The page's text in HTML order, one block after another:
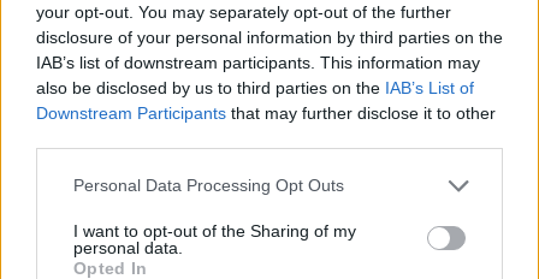
your opt-out. You may separately opt-out of the further
disclosure of your personal information by third parties on the
IAB’s list of downstream participants. This information may
also be disclosed by us to third parties on the IAB’s List of
Downstream Participants that may further disclose it to other
Personal Data Processing Opt Outs
I want to opt-out of the Sharing of my
personal data.
Opted In
ΔΙΑΤΡΟΦΗ 07 Αυγούστου 2026 19:06
Κεχρί: Πώς μια ενισχυμένη ποικιλία μπορεί να
«γεμίσει» σίδηρο τα παιδιά, χωρίς παρενέργειες